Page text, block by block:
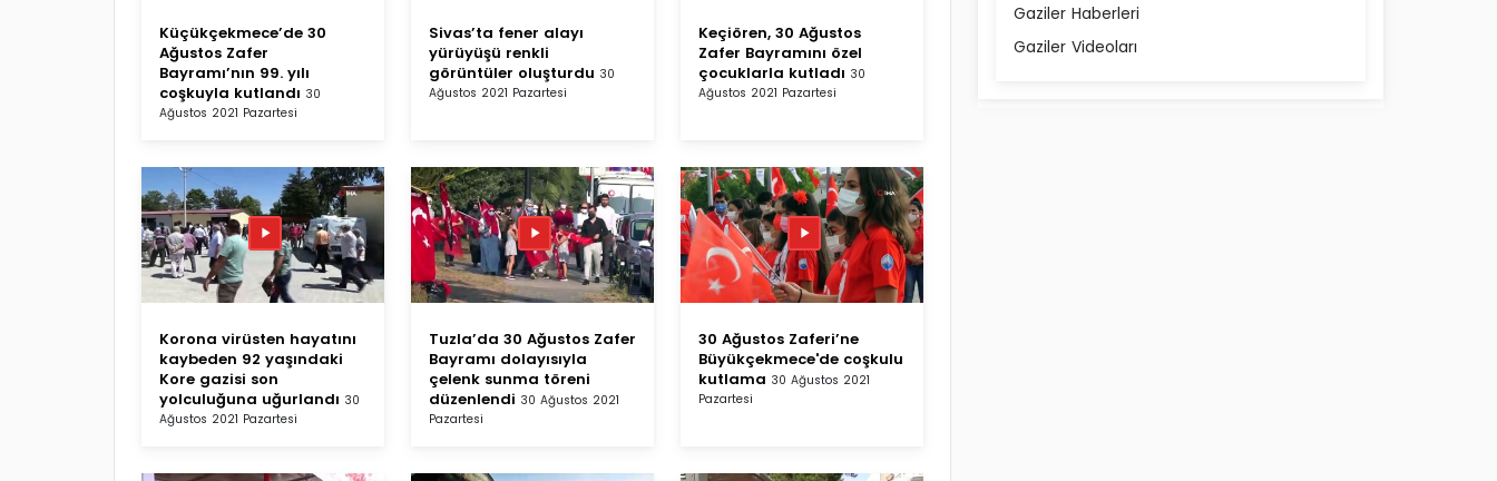
Küçükçekmece’de 30
Ağustos Zafer
Bayramı’nın 99. yılı
coşkuyla kutlandı 30
Ağustos 2021 Pazartesi
Sivas’ta fener alayı
yürüyüşü renkli
görüntüler oluşturdu 30
Ağustos 2021 Pazartesi
Keçiören, 30 Ağustos
Zafer Bayramını özel
çocuklarla kutladı 30
Ağustos 2021 Pazartesi
Korona virüsten hayatını
kaybeden 92 yaşındaki
Kore gazisi son
yolculuğuna uğurlandı 30
Ağustos 2021 Pazartesi
Tuzla’da 30 Ağustos Zafer
Bayramı dolayısıyla
çelenk sunma töreni
düzenlendi 30 Ağustos 2021
Pazartesi
30 Ağustos Zaferi’ne
Büyükçekmece'de coşkulu
kutlama 30 Ağustos 2021
Pazartesi
Gaziler Haberleri
Gaziler Videoları